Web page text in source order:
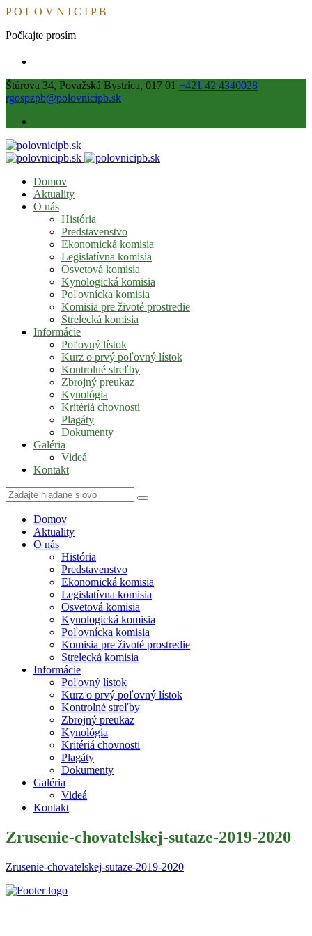
PO L O V N I C I PB
Počkajte prosím
Štúrova 34, Považská Bystrica, 017 01 +421 42 4340028
rgospzpb@polovnicipb.sk
Domov
Aktuality
O nás
História
Predstavenstvo
Ekonomická komisia
Legislatívna komisia
Osvetová komisia
Kynologická komisia
Poľovnícka komisia
Komisia pre životé prostredie
Strelecká komisia
Informácie
Poľovný lístok
Kurz o prvý poľovný lístok
Kontrolné streľby
Zbrojný preukaz
Kynológia
Kritériá chovnosti
Plagáty
Dokumenty
Galéria
Videá
Kontakt
Domov
Aktuality
O nás
História
Predstavenstvo
Ekonomická komisia
Legislatívna komisia
Osvetová komisia
Kynologická komisia
Poľovnícka komisia
Komisia pre životé prostredie
Strelecká komisia
Informácie
Poľovný lístok
Kurz o prvý poľovný lístok
Kontrolné streľby
Zbrojný preukaz
Kynológia
Kritériá chovnosti
Plagáty
Dokumenty
Galéria
Videá
Kontakt
Zrusenie-chovatelskej-sutaze-2019-2020
Zrusenie-chovatelskej-sutaze-2019-2020